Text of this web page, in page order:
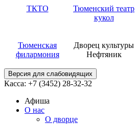
ТКТО
Тюменский театр
кукол
Тюменская
филармония
Дворец культуры
Нефтяник
Версия для слабовидящих
Касса: +7 (3452) 28-32-32
Афиша
О нас
О дворце